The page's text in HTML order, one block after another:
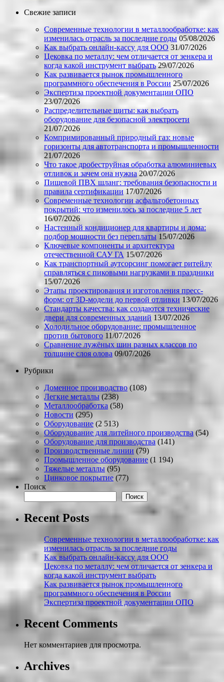
Свежие записи
Современные технологии в металлообработке: как
изменилась отрасль за последние годы 05/08/2026
Как выбрать онлайн-кассу для ООО 31/07/2026
Цековка по металлу: чем отличается от зенкера и
когда какой инструмент выбрать 29/07/2026
Как развивается рынок промышленного
программного обеспечения в России 25/07/2026
Экспертиза проектной документации ОПО
23/07/2026
Распределительные щиты: как выбрать
оборудование для безопасной электросети
21/07/2026
Компримированный природный газ: новые
горизонты для автотранспорта и промышленности
21/07/2026
Что такое дробеструйная обработка алюминиевых
отливок и зачем она нужна 20/07/2026
Пищевой ПВХ шланг: требования безопасности и
правила сертификации 17/07/2026
Современные технологии асфальтобетонных
покрытий: что изменилось за последние 5 лет
16/07/2026
Настенный кондиционер для квартиры и дома:
подбор мощности без переплаты 15/07/2026
Ключевые компоненты и архитектура
отечественной САУ ГА 15/07/2026
Как транспортный аутсорсинг помогает ритейлу
справляться с пиковыми нагрузками в праздники
15/07/2026
Этапы проектирования и изготовления пресс-
форм: от 3D-модели до первой отливки 13/07/2026
Стандарты качества: как создаются технические
двери для современных зданий 13/07/2026
Холодильное оборудование: промышленное
против бытового 11/07/2026
Сравнение лужёных шин разных классов по
толщине слоя олова 09/07/2026
Рубрики
Доменное производство (108)
Легкие металлы (238)
Металлообработка (58)
Новости (295)
Оборудование (2 513)
Оборудование для литейного производства (54)
Оборудование для производства (141)
Производственные линии (79)
Промышленное оборудование (1 194)
Тяжелые металлы (95)
Цинковое покрытие (77)
Поиск
Поиск
Recent Posts
Современные технологии в металлообработке: как
изменилась отрасль за последние годы
Как выбрать онлайн-кассу для ООО
Цековка по металлу: чем отличается от зенкера и
когда какой инструмент выбрать
Как развивается рынок промышленного
программного обеспечения в России
Экспертиза проектной документации ОПО
Recent Comments
Нет комментариев для просмотра.
Archives